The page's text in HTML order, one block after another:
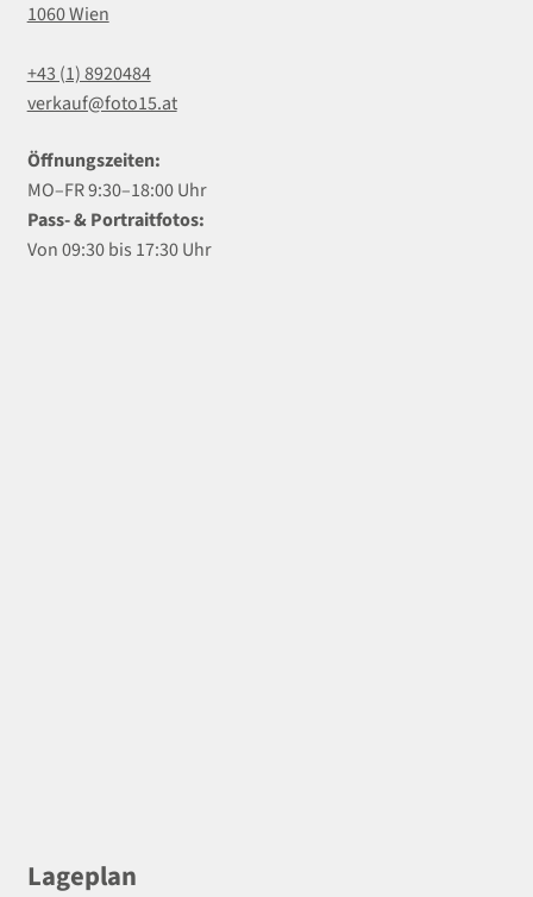
1060 Wien
+43 (1) 8920484
verkauf@foto15.at
Öffnungszeiten:
MO–FR 9:30–18:00 Uhr
Pass- & Portraitfotos:
Von 09:30 bis 17:30 Uhr
Lageplan